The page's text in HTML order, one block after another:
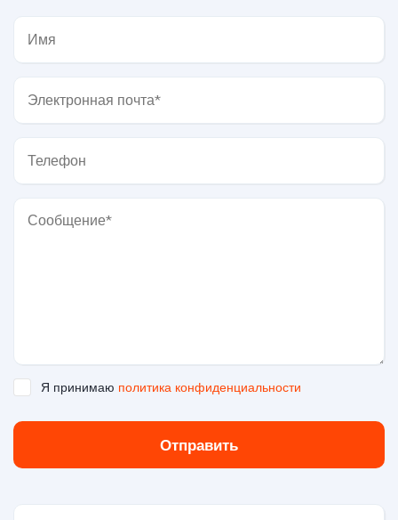
Я принимаю политика конфиденциальности
Отправить